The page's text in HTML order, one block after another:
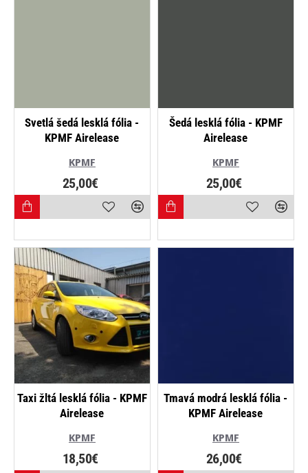
KPMF
Svetlá šedá lesklá fólia -
KPMF Airelease
25,00€
KPMF
Šedá lesklá fólia - KPMF
Airelease
25,00€
KPMF
Taxi žltá lesklá fólia - KPMF
Airelease
18,50€
KPMF
Tmavá modrá lesklá fólia -
KPMF Airelease
26,00€